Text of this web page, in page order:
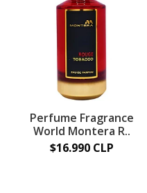
Perfume Fragrance
World Montera R..
$16.990 CLP